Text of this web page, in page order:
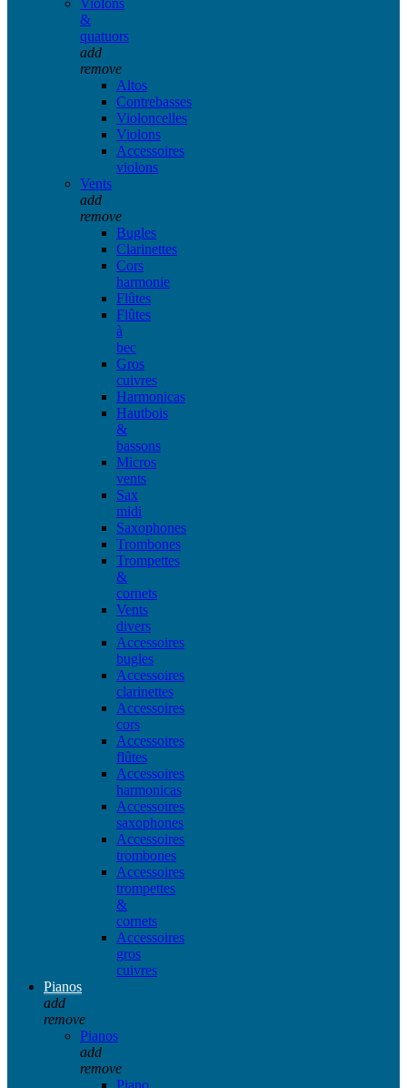
&
quatuors
add
remove
Altos
Contrebasses
Violoncelles
Violons
Accessoires
violons
Vents
add
remove
Bugles
Clarinettes
Cors
harmonie
Flûtes
Flûtes
à
bec
Gros
cuivres
Harmonicas
Hautbois
&
bassons
Micros
vents
Sax
midi
Saxophones
Trombones
Trompettes
&
cornets
Vents
divers
Accessoires
bugles
Accessoires
clarinettes
Accessoires
cors
Accessoires
flûtes
Accessoires
harmonicas
Accessoires
saxophones
Accessoires
trombones
Accessoires
trompettes
&
cornets
Accessoires
gros
cuivres
Pianos
add
remove
Pianos
add
remove
Piano